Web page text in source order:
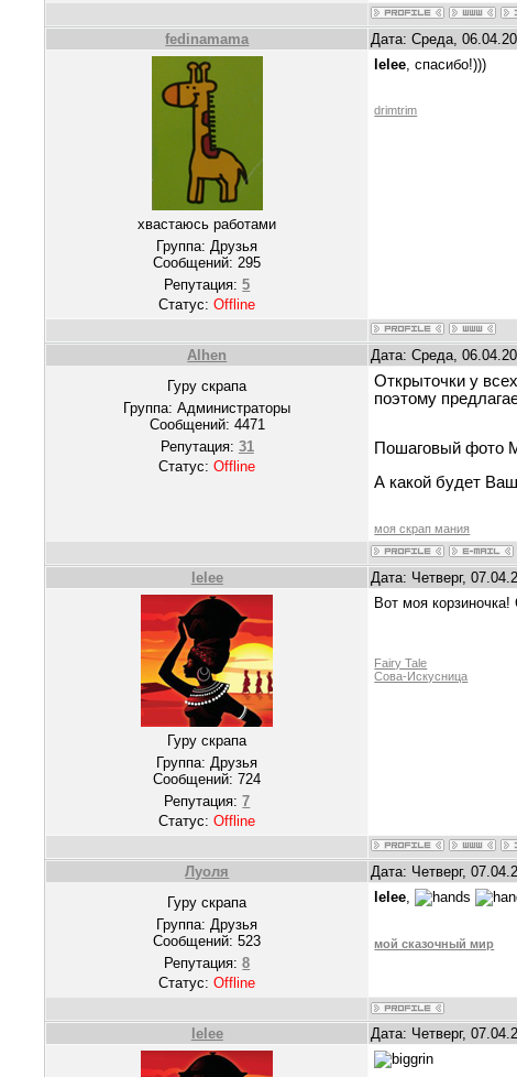
fedinamama Дата: Среда,
хвастаюсь работами
Группа: Друзья
Сообщений:295
Репутация:5
Статус:Offline
lelee, спасибо!)))
drimtrim
Alhen Дата: Среда,
Гуру скрапа
Группа: Администраторы
Сообщений: 4471
Репутация: 31
Статус:Offline
Открыточки у
поэтому
Пошаговый фото
А какой будет
моя скрап мания
lelee Дата: Четверг,
Гуру скрапа
Группа: Друзья
Сообщений:724
Репутация:7
Статус:Offline
Вот моя
Fairy Tale
Сова-Искусница
Луоля Дата: Четверг,
Гуру скрапа
Группа: Друзья
Сообщений:523
Репутация:8
Статус:Offline
lelee,
мой сказочный мир
lelee Дата: Четверг,